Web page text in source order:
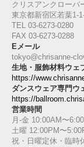
クリスアンクローバ
東京都新宿区若葉
TEL 03-6273-0280
FAX 03-6273-0288
Eメール
tokyo@chrisanne-
生地・服飾材料ウェ
https://
ダンスウェア専門ウ
https://
営業時間
月-金 10:00AM〜
土曜 12:00PM〜
祝・日曜定休・臨時